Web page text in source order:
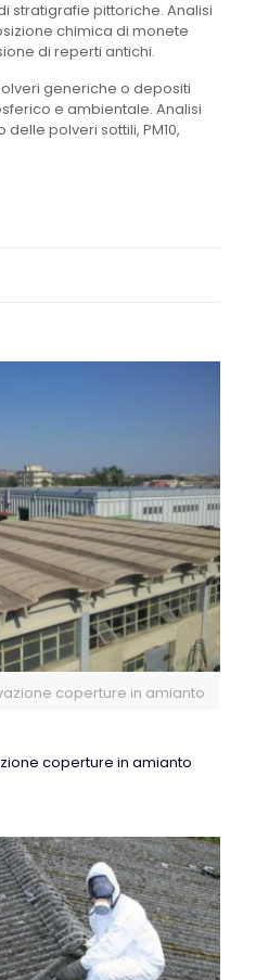
stratigrafie pittoriche. Analisi
chimica di monete
di reperti antichi.
generiche o depositi
e ambientale. Analisi
polveri sottili, PM10,
coperture in amianto
coperture in amianto